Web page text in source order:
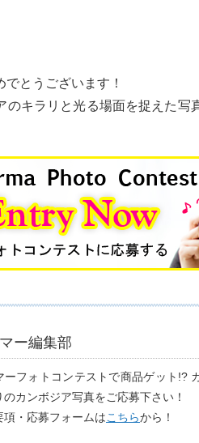
とうございます！
のキラリと光る場面を捉えた写
ー編集部
ーフォトコンテストで商品ゲット!?
のカンボジア写真をご応募下さい！
項・応募フォームはこちらから！